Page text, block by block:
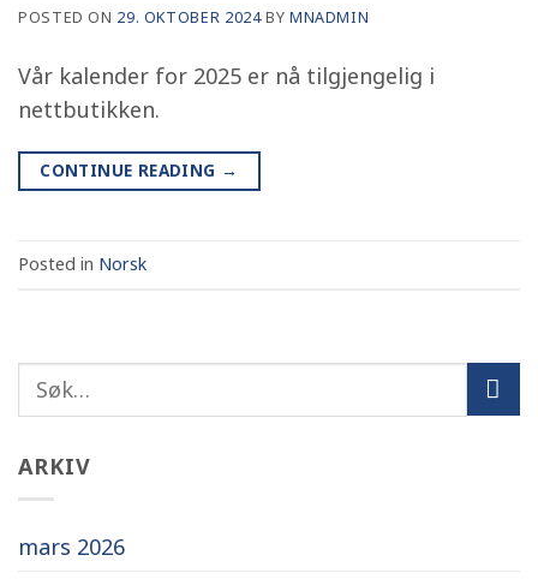
POSTED ON 29. OKTOBER 2024 BY MNADMIN
Vår kalender for 2025 er nå tilgjengelig i
nettbutikken.
CONTINUE READING →
Posted in Norsk
ARKIV
mars 2026